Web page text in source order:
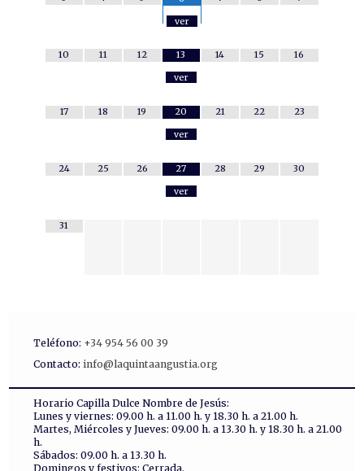
ver
10 11 12
13
ver
14 15 16
17 18 19
20
ver
21 22 23
24 25 26
27
ver
28 29 30
31
Teléfono: +34 954 56 00 39
Contacto: info@laquintaangustia.org
Horario Capilla Dulce Nombre de Jesús:
Lunes y viernes: 09.00 h. a 11.00 h. y 18.30 h. a 21.00 h.
Martes, Miércoles y Jueves: 09.00 h. a 13.30 h. y 18.30 h. a 21.00
h.
Sábados: 09.00 h. a 13.30 h.
Domingos y festivos: Cerrada.